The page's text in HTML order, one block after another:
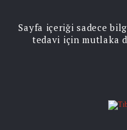
Sayfa içeriği sadece
tedavi için mutlaka